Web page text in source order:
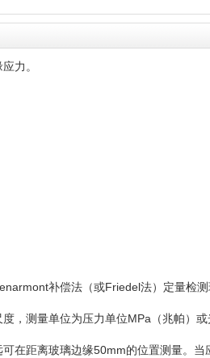
力。
补偿法（或Friedel法）定量检测
，测量单位为压力单位MPa（兆帕）或
在距离玻璃边缘50mm的位置测量。